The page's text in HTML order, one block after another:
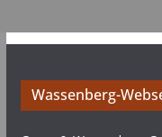
Wassenberg-